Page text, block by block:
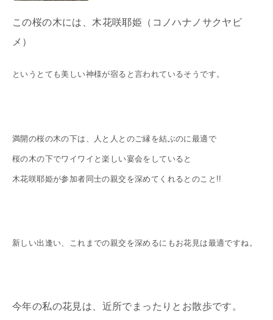
この桜の木には、木花咲耶姫（コノハナノサクヤビ
メ）
というとても美しい神様が宿ると言われているそうです。
満開の桜の木の下は、人と人とのご縁を結ぶのに最適で
桜の木の下でワイワイと楽しい宴会をしていると
木花咲耶姫が参加者同士の親交を深めてくれるとのこと!!
新しい出逢い、これまでの親交を深めるにもお花見は最適ですね。
今年の私の花見は、近所でまったりとお散歩です。